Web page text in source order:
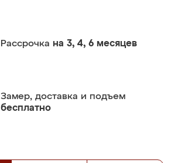
Рассрочка на 3, 4, 6 месяцев
Замер, доставка и подъем
бесплатно